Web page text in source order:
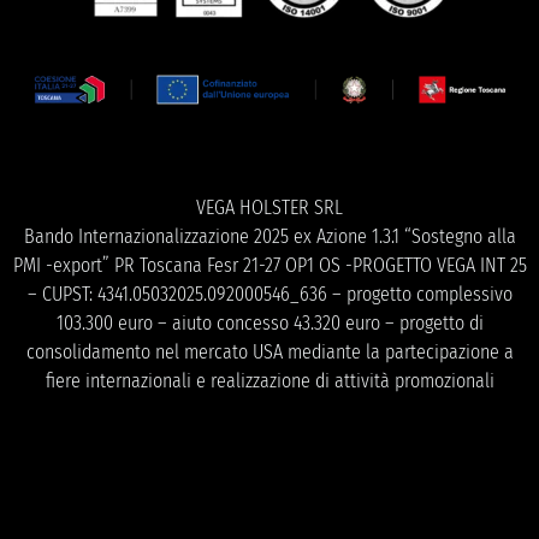
VEGA HOLSTER SRL
Bando Internazionalizzazione 2025 ex Azione 1.3.1 “Sostegno alla
PMI -export” PR Toscana Fesr 21-27 OP1 OS -PROGETTO VEGA INT 25
– CUPST: 4341.05032025.092000546_636 – progetto complessivo
103.300 euro – aiuto concesso 43.320 euro – progetto di
consolidamento nel mercato USA mediante la partecipazione a
fiere internazionali e realizzazione di attività promozionali